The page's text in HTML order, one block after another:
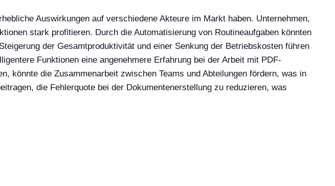
Auswirkungen auf verschiedene Akteure im Markt haben. Unternehmen,
stark profitieren. Durch die Automatisierung von Routineaufgaben könnten
der Gesamtproduktivität und einer Senkung der Betriebskosten führen
Funktionen eine angenehmere Erfahrung bei der Arbeit mit PDF-
könnte die Zusammenarbeit zwischen Teams und Abteilungen fördern, was in
die Fehlerquote bei der Dokumentenerstellung zu reduzieren, was